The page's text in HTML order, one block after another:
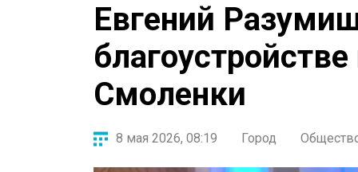
Евгений
Смоленки
8 мая 2026, 08:19 Город